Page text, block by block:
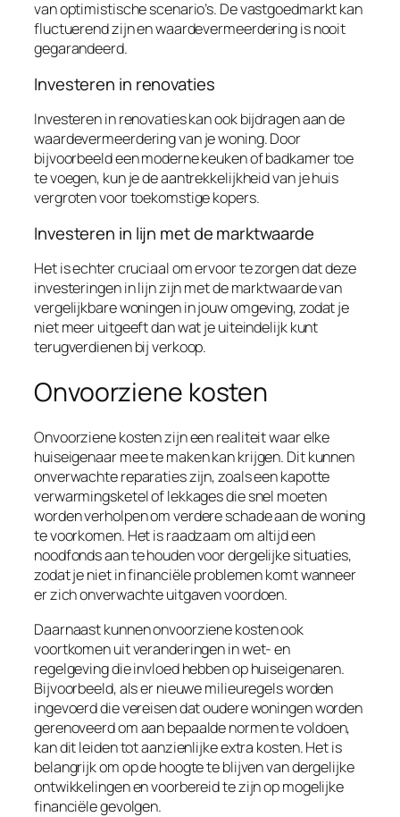
van optimistische scenario’s. De vastgoedmarkt kan
fluctuerend zijn en waardevermeerdering is nooit
gegarandeerd.
Investeren in renovaties
Investeren in renovaties kan ook bijdragen aan de
waardevermeerdering van je woning. Door
bijvoorbeeld een moderne keuken of badkamer toe
te voegen, kun je de aantrekkelijkheid van je huis
vergroten voor toekomstige kopers.
Investeren in lijn met de marktwaarde
Het is echter cruciaal om ervoor te zorgen dat deze
investeringen in lijn zijn met de marktwaarde van
vergelijkbare woningen in jouw omgeving, zodat je
niet meer uitgeeft dan wat je uiteindelijk kunt
terugverdienen bij verkoop.
Onvoorziene kosten
Onvoorziene kosten zijn een realiteit waar elke
huiseigenaar mee te maken kan krijgen. Dit kunnen
onverwachte reparaties zijn, zoals een kapotte
verwarmingsketel of lekkages die snel moeten
worden verholpen om verdere schade aan de woning
te voorkomen. Het is raadzaam om altijd een
noodfonds aan te houden voor dergelijke situaties,
zodat je niet in financiële problemen komt wanneer
er zich onverwachte uitgaven voordoen.
Daarnaast kunnen onvoorziene kosten ook
voortkomen uit veranderingen in wet- en
regelgeving die invloed hebben op huiseigenaren.
Bijvoorbeeld, als er nieuwe milieuregels worden
ingevoerd die vereisen dat oudere woningen worden
gerenoveerd om aan bepaalde normen te voldoen,
kan dit leiden tot aanzienlijke extra kosten. Het is
belangrijk om op de hoogte te blijven van dergelijke
ontwikkelingen en voorbereid te zijn op mogelijke
financiële gevolgen.